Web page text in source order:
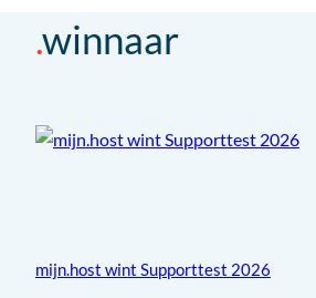
winnaar
mijn.host wint Supporttest 2026